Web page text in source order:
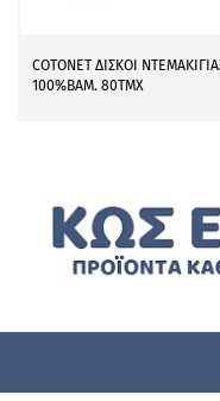
COTONET ΔΙΣΚΟΙ
100%ΒΑΜ. 80ΤΜΧ